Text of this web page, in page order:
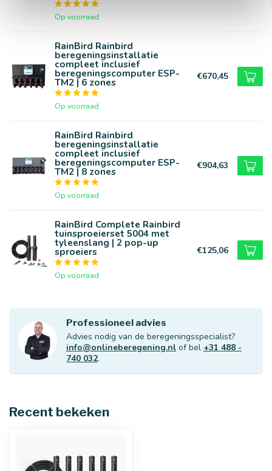
Op voorraad
RainBird Rainbird
beregeningsinstallatie
compleet inclusief
beregeningscomputer ESP-
TM2 | 6 zones
Op voorraad
€670,45
RainBird Rainbird
beregeningsinstallatie
compleet inclusief
beregeningscomputer ESP-
TM2 | 8 zones
Op voorraad
€904,63
RainBird Complete Rainbird
tuinsproeierset 5004 met
tyleenslang | 2 pop-up
sproeiers
Op voorraad
€125,06
Professioneel advies
Advies nodig van de beregeningsspecialist?
info@onlineberegening.nl of bel +31 488 -
740 032.
Recent bekeken